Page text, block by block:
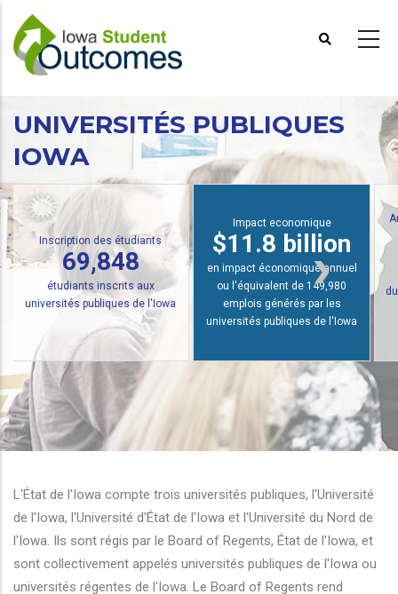
contenu
principal
actions supplémentaires
UNIVERSITÉS PUBLIQUES
IOWA
des étudiants
69,848
inscrits aux
publiques de l'Iowa
Impact economique
$11.8 billion
en impact économique annuel
ou l'équivalent de 149,980
emplois générés par les
universités publiques de l'Iowa
Analyse
du revenu
L'État de l'Iowa compte trois universités publiques, l'Université
de l'Iowa, l'Université d'État de l'Iowa et l'Université du Nord de
l'Iowa. Ils sont régis par le Board of Regents, État de l'Iowa, et
sont collectivement appelés universités publiques de l'Iowa ou
universités régentes de l'Iowa. Le Board of Regents rend